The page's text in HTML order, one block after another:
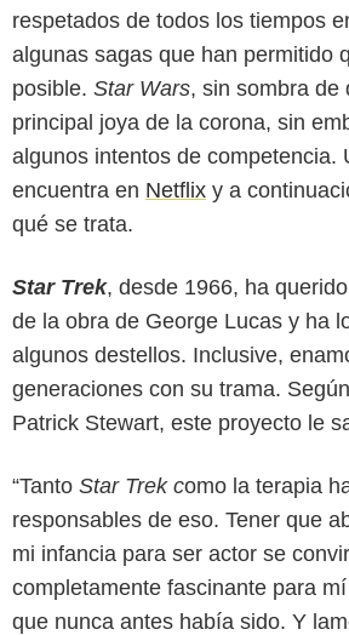
respetados de todos los tiempos
algunas sagas que han permitido
posible. Star Wars, sin sombra de
principal joya de la corona, sin
algunos intentos de competencia.
encuentra en Netflix y a
qué se trata.
Star Trek, desde 1966, ha
de la obra de George Lucas y ha
algunos destellos. Inclusive,
generaciones con su trama.
Patrick Stewart, este proyecto le
“Tanto Star Trek como la terapia
responsables de eso. Tener que
mi infancia para ser actor se
completamente fascinante para
que nunca antes había sido. Y
Paramount Pictures